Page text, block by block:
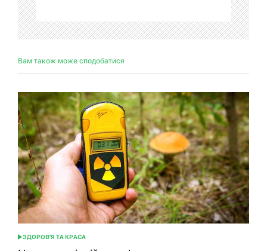
Вам також може сподобатися
ОПУБЛІКУВАТИ
У
ЗДОРОВ'Я ТА КРАСА